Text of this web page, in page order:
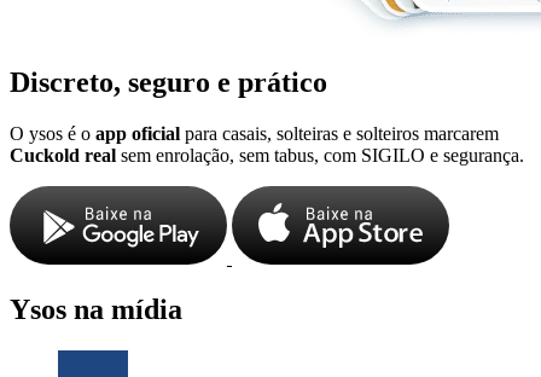
Discreto, seguro e prático
O ysos é o app oficial para casais, solteiras e solteiros marcarem
Cuckold real sem enrolação, sem tabus, com SIGILO e segurança.
Ysos na mídia